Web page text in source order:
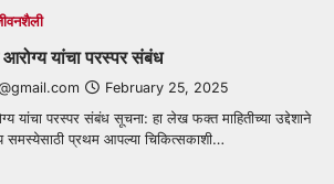
यांचा परस्पर संबंध
February 25, 2025
यांचा परस्पर संबंध सूचना: हा लेख फक्त माहितीच्या उद्देशाने
समस्येसाठी प्रथम आपल्या चिकित्सकाशी…